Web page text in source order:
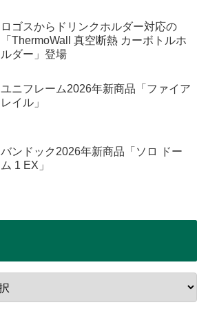
ロゴスからドリンクホルダー対応の
「ThermoWall 真空断熱 カーボトルホ
ルダー」登場
ユニフレーム2026年新商品「ファイア
レイル」
バンドック2026年新商品「ソロ ドー
ム 1 EX」